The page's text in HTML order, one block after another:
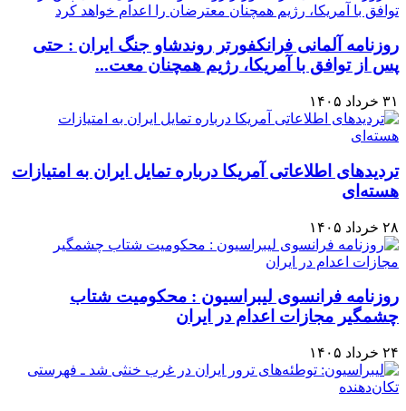
روزنامه آلمانی فرانکفورتر روندشاو جنگ ایران : حتی
پس از توافق با آمریکا، رژیم همچنان معت...
۳۱ خرداد ۱۴۰۵
تردیدهای اطلاعاتی آمریکا درباره تمایل ایران به امتیازات
هسته‌ای
۲۸ خرداد ۱۴۰۵
روزنامه فرانسوی لیبراسیون : محکومیت شتاب
چشمگیر مجازات اعدام در ایران
۲۴ خرداد ۱۴۰۵